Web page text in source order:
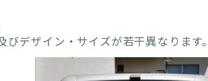
デザイン・サイズが若干異なります。